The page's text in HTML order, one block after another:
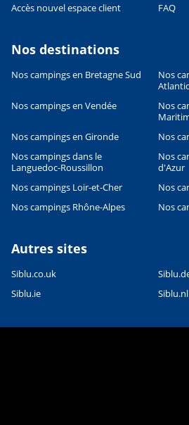
Leaflet|©OpenStreetMap
Accès nouvel espace client
FAQ
Nos destinations
Nos campings en Bretagne Sud
Nos
Nos campings en Vendée
Nos
Nos campings en Gironde
Nos
Nos campings dans le
Languedoc-Roussillon
Nos
d'Azur
Nos campings Loir-et-Cher
Nos
Nos campings Rhône-Alpes
Nos
Autres sites
Siblu.co.uk
Siblu.ie
Siblu.nl